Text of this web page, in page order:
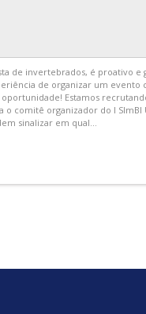
IB-00002.01 - Visitas Monitoradas
Profissões”
Monitoradas serão
média de 3 horas por
que os vestibulandos possam